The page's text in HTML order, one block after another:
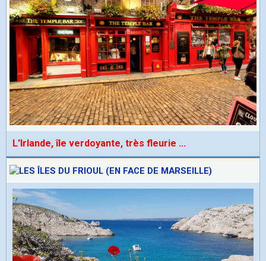
L'Irlande, île verdoyante, très fleurie ...